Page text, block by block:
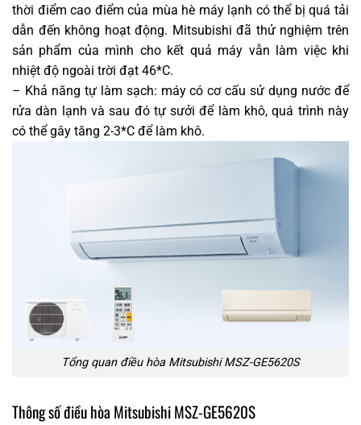
thời điểm cao điểm của mùa hè máy lạnh có thể bị quá tải
dẫn đến không hoạt động. Mitsubishi đã thử nghiệm trên
sản phẩm của mình cho kết quả máy vẫn làm việc khi
nhiệt độ ngoài trời đạt 46*C.
– Khả năng tự làm sạch: máy có cơ cấu sử dụng nước để
rửa dàn lạnh và sau đó tự sưởi để làm khô, quá trình này
có thể gây tăng 2-3*C để làm khô.
Tổng quan điều hòa Mitsubishi MSZ-GE5620S
Thông số điều hòa Mitsubishi MSZ-GE5620S